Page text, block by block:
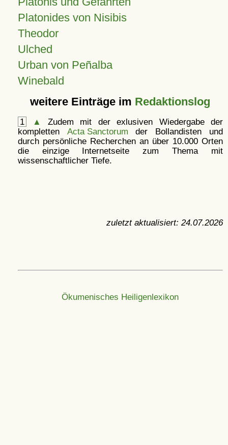
Platonides von Nisibis
Theodor
Ulched
Urban von Peñalba
Winebald
weitere Einträge im Redaktionslog
1 ▲
Zudem mit der exlusiven Wiedergabe der
kompletten Acta Sanctorum der Bollandisten und
durch persönliche Recherchen an über 10.000 Orten
die einzige Internetseite zum Thema mit
wissenschaftlicher Tiefe.
zuletzt aktualisiert: 24.07.2026
Ökumenisches Heiligenlexikon